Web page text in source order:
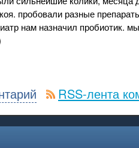
пробовали разные
нам назначил пробиотик.
RSS-лента